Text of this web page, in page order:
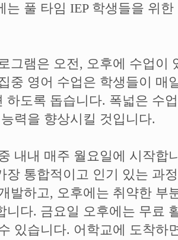
는 풀 타임 IEP 학생들을 위
그램은 오전, 오후에 수업이
중 영어 수업은 학생들이 매
하도록 돕습니다. 폭넓은 수
력을 향상시킬 것입니다.
내내 매주 월요일에 시작합
장 통합적이고 인기 있는 과
발하고, 오후에는 취약한 부
니다. 금요일 오후에는 무료
있습니다. 어학교에 도착하